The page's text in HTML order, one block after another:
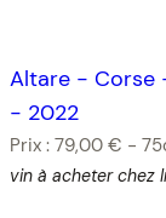
Altare- Corse
- 2022
Prix : 79,00 € -
vin à acheter chez